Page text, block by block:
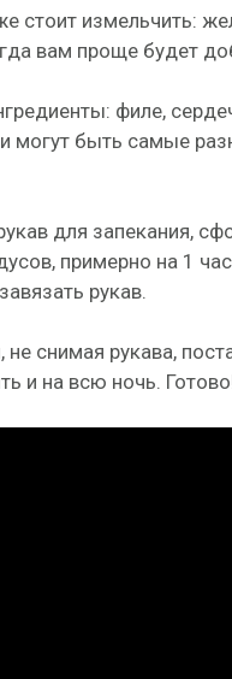
стоит измельчить:
вам проще будет
филе,
могут быть самые
для запекания,
примерно на 1
рукав.
снимая рукава,
и на всю ночь.